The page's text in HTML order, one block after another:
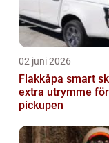
02 juni 2026
Flakkåpa smart skydd och
extra utrymme för
pickupen